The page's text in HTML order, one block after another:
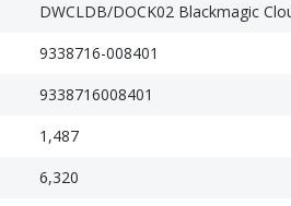
DWCLDB/DOCK02 Blackmagic
9338716-008401
9338716008401
1,487
6,320